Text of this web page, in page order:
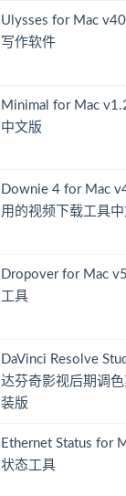
Ulysses for Mac
写作软件
Minimal for Mac
中文版
Downie 4 for Mac
用的视频下载工具
Dropover for Mac
工具
DaVinci Resolve
达芬奇影视后期调
装版
Ethernet Status for
状态工具